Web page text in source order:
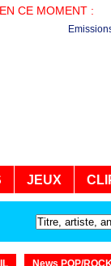
EN CE MOMENT :
JEUX
News POP/